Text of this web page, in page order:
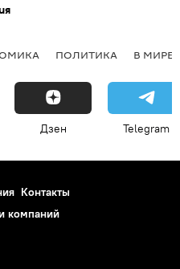
ПОЛИТИКА В МИРЕ
Дзен Telegram
Контакты
компаний